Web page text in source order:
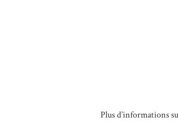
Plus d’informations